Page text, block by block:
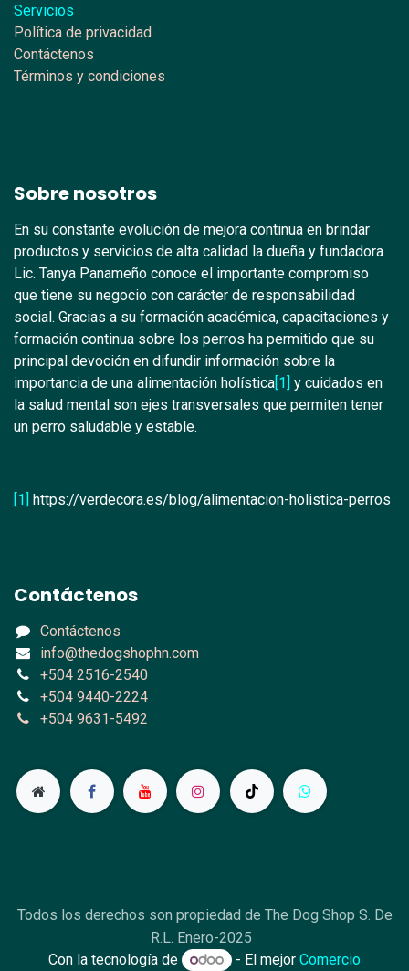
Servicios
Política de privacidad
Contáctenos
Términos y condiciones
Sobre nosotros
En su constante evolución de mejora continua en brindar
productos y servicios de alta calidad la dueña y fundadora
Lic. Tanya Panameño conoce el importante compromiso
que tiene su negocio con carácter de responsabilidad
social. Gracias a su formación académica, capacitaciones y
formación continua sobre los perros ha permitido que su
principal devoción en difundir información sobre la
importancia de una alimentación holística[1] y cuidados en
la salud mental son ejes transversales que permiten tener
un perro saludable y estable.
[1] https://verdecora.es/blog/alimentacion-holistica-perros
Contáctenos
Contáctenos
info@thedogshophn.com
+504 2516-2540
+504 9440-2224
+504 9631-5492
Todos los derechos son propiedad de The Dog Shop S. De
R.L. Enero-2025
Con la tecnología de
- El mejor Comercio